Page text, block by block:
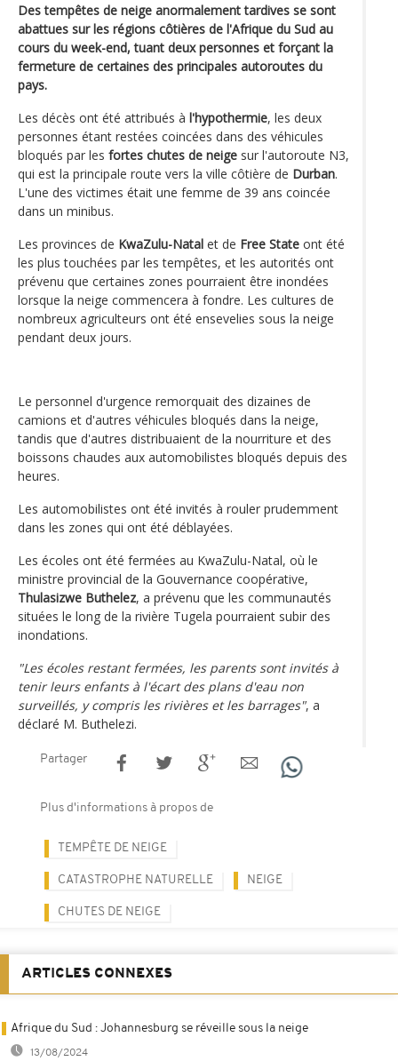
Des tempêtes de neige anormalement tardives se sont
abattues sur les régions côtières de l'Afrique du Sud au
cours du week-end, tuant deux personnes et forçant la
fermeture de certaines des principales autoroutes du
pays.
Les décès ont été attribués à l'hypothermie, les deux
personnes étant restées coincées dans des véhicules
bloqués par les fortes chutes de neige sur l'autoroute N3,
qui est la principale route vers la ville côtière de Durban.
L'une des victimes était une femme de 39 ans coincée
dans un minibus.
Les provinces de KwaZulu-Natal et de Free State ont été
les plus touchées par les tempêtes, et les autorités ont
prévenu que certaines zones pourraient être inondées
lorsque la neige commencera à fondre. Les cultures de
nombreux agriculteurs ont été ensevelies sous la neige
pendant deux jours.
Le personnel d'urgence remorquait des dizaines de
camions et d'autres véhicules bloqués dans la neige,
tandis que d'autres distribuaient de la nourriture et des
boissons chaudes aux automobilistes bloqués depuis des
heures.
Les automobilistes ont été invités à rouler prudemment
dans les zones qui ont été déblayées.
Les écoles ont été fermées au KwaZulu-Natal, où le
ministre provincial de la Gouvernance coopérative,
Thulasizwe Buthelez, a prévenu que les communautés
situées le long de la rivière Tugela pourraient subir des
inondations.
"Les écoles restant fermées, les parents sont invités à
tenir leurs enfants à l'écart des plans d'eau non
surveillés, y compris les rivières et les barrages", a
déclaré M. Buthelezi.
Partager
Plus d'informations à propos de
TEMPÊTE DE NEIGE
CATASTROPHE NATURELLE NEIGE
CHUTES DE NEIGE
ARTICLES CONNEXES
Afrique du Sud : Johannesburg se réveille sous la neige
13/08/2024